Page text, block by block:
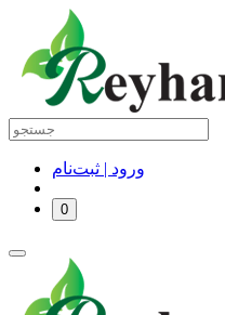
ورود | ثبت‌نام
0